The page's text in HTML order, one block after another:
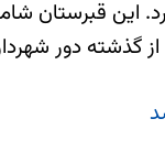
قبرستان
و از گذشته دور